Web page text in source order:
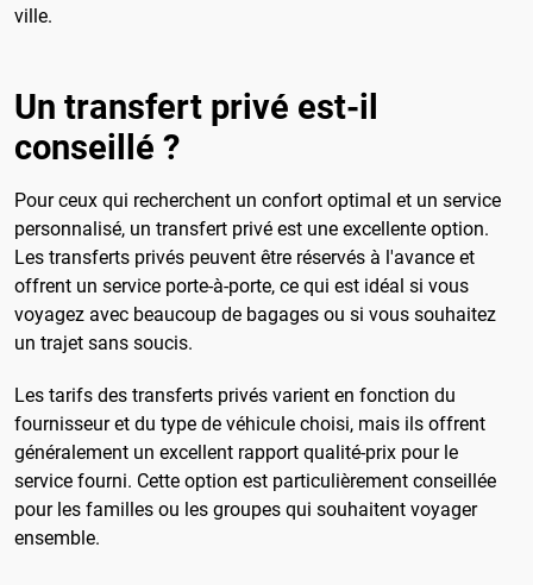
ville.
Un transfert privé est-il
conseillé ?
Pour ceux qui recherchent un confort optimal et un service
personnalisé, un transfert privé est une excellente option.
Les transferts privés peuvent être réservés à l'avance et
offrent un service porte-à-porte, ce qui est idéal si vous
voyagez avec beaucoup de bagages ou si vous souhaitez
un trajet sans soucis.
Les tarifs des transferts privés varient en fonction du
fournisseur et du type de véhicule choisi, mais ils offrent
généralement un excellent rapport qualité-prix pour le
service fourni. Cette option est particulièrement conseillée
pour les familles ou les groupes qui souhaitent voyager
ensemble.